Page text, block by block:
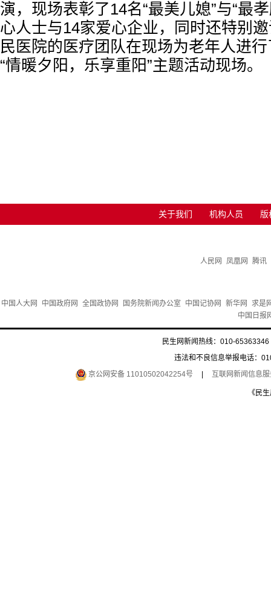
演，现场表彰了14名“最美儿媳”与“最
心人士与14家爱心企业，同时还特别
民医院的医疗团队在现场为老年人进
“情暖夕阳，乐享重阳”主题活动现场。
关于我们 机构人员 版
人民网 凤凰网 腾讯
中国人大网 中国政府网 全国政协网 国务院新闻办公室 中国记协网 新华网
求是
中国日报
民生网新闻热线：010-
违法和不良信息举报电话：
京公网安备 11010502042254号
互联网新闻信息
《民